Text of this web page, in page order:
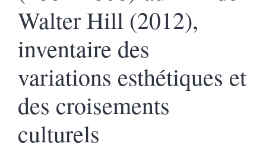
Walter Hill (2012),
inventaire des
variations esthétiques et
des croisements
culturels